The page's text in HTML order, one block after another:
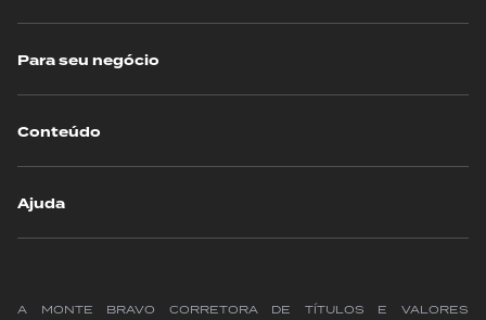
Para seu negócio
Conteúdo
Ajuda
A MONTE BRAVO CORRETORA DE TÍTULOS E VALORES